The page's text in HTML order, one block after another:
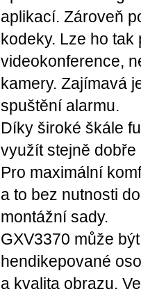
aplikací. Zároveň
kodeky. Lze ho
videokonference,
kamery. Zajímavá
spuštění alarmu.
Díky široké škále
využít stejně
Pro maximální
a to bez nutnosti
montážní sady.
GXV3370 může
hendikepované
a kvalita obrazu.